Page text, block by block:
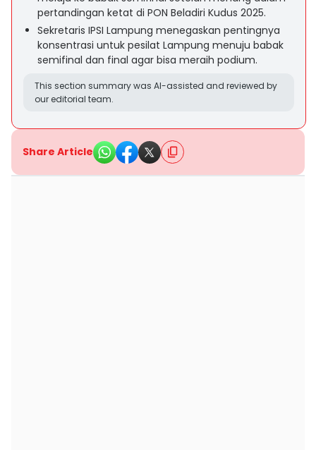
pertandingan ketat di PON Beladiri Kudus 2025.
Sekretaris IPSI Lampung menegaskan pentingnya
konsentrasi untuk pesilat Lampung menuju babak
semifinal dan final agar bisa meraih podium.
This section summary was AI-assisted and reviewed by
our editorial team.
Share Article